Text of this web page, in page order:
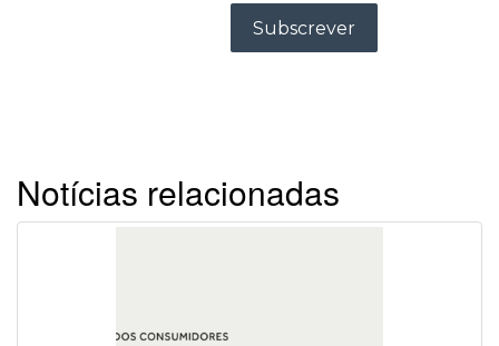
Notícias relacionadas